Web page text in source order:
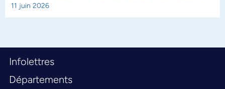
11 juin 2026
Infolettres
Départements